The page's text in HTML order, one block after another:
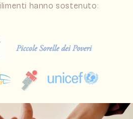
hanno sostenuto: